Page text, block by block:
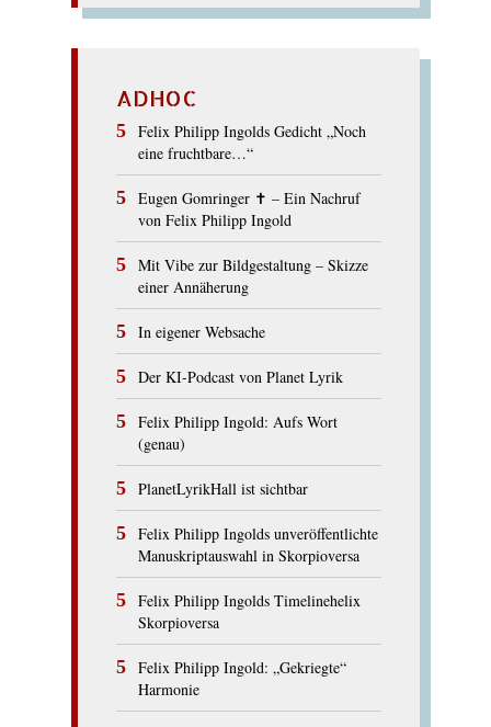
ADHOC
Felix Philipp Ingolds Gedicht „Noch
eine fruchtbare…“
Eugen Gomringer ✝︎ – Ein Nachruf
von Felix Philipp Ingold
Mit Vibe zur Bildgestaltung – Skizze
einer Annäherung
In eigener Websache
Der KI-Podcast von Planet Lyrik
Felix Philipp Ingold: Aufs Wort
(genau)
PlanetLyrikHall ist sichtbar
Felix Philipp Ingolds unveröffentlichte
Manuskriptauswahl in Skorpioversa
Felix Philipp Ingolds Timelinehelix
Skorpioversa
Felix Philipp Ingold: „Gekriegte“
Harmonie